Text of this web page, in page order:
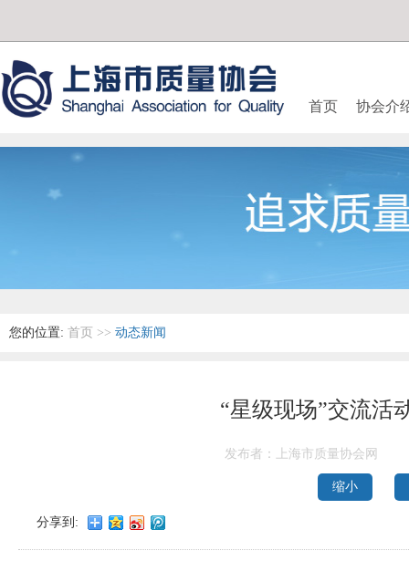
首页 协会介
您的位置: 首页 >> 动态新闻
“星级现场”交流活
发布者：上海市质量协会网
缩小
分享到: